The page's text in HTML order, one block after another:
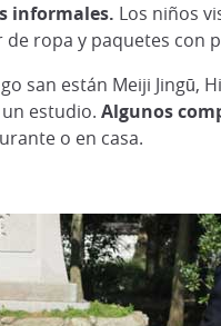
informales. Los niños
ropa y paquetes con
san están Meiji Jingū,
estudio. Algunos
o en casa.